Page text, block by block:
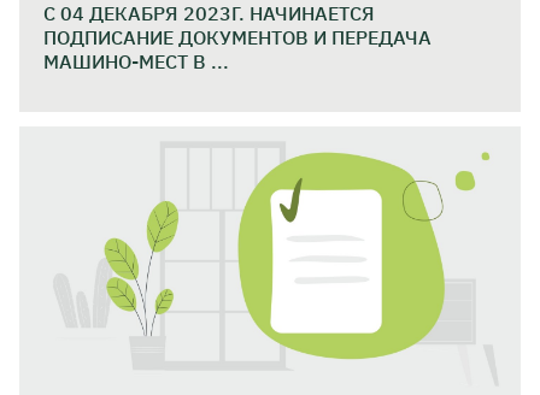
С 04 ДЕКАБРЯ 2023Г. НАЧИНАЕТСЯ
ПОДПИСАНИЕ ДОКУМЕНТОВ И ПЕРЕДАЧА
МАШИНО-МЕСТ В ...